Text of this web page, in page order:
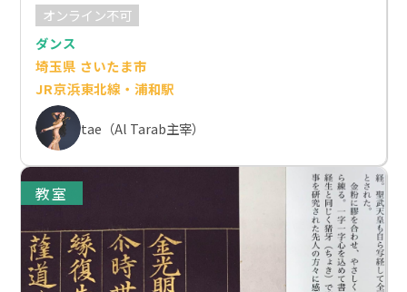
オンライン不可
ダンス
埼玉県 さいたま市
JR京浜東北線・浦和駅
tae（Al Tarab主宰）
教室